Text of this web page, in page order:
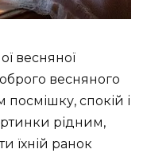
весняної
весняного
спокій і
рідним,
їхній ранок